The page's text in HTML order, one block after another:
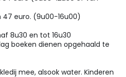
47 euro. (9u00-16u00)
8u30 en tot 16u30
boeken dienen opgehaald te
mee, alsook water. Kinderen